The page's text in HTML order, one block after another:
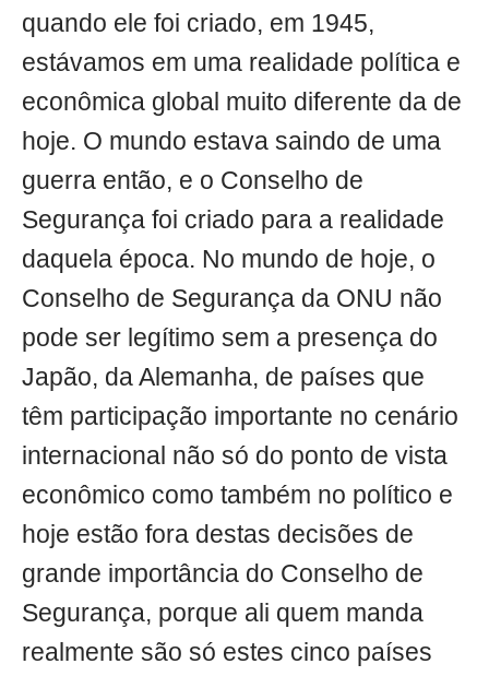
quando ele foi criado, em 1945,
estávamos em uma realidade política e
econômica global muito diferente da de
hoje. O mundo estava saindo de uma
guerra então, e o Conselho de
Segurança foi criado para a realidade
daquela época. No mundo de hoje, o
Conselho de Segurança da ONU não
pode ser legítimo sem a presença do
Japão, da Alemanha, de países que
têm participação importante no cenário
internacional não só do ponto de vista
econômico como também no político e
hoje estão fora destas decisões de
grande importância do Conselho de
Segurança, porque ali quem manda
realmente são só estes cinco países